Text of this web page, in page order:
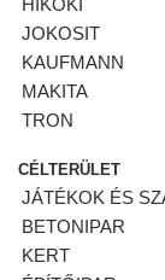
JOKOSIT
KAUFMANN
MAKITA
TRON
CÉLTERÜLET
JÁTÉKOK ÉS
BETONIPAR
KERT